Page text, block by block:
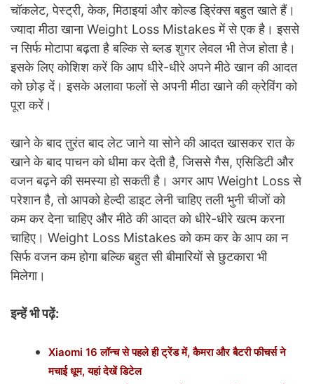
चॉकलेट, पेस्ट्री, केक, मिठाइयां और कोल्ड ड्रिंक्स बहुत खाते हैं।
ज्यादा मीठा खाना Weight Loss Mistakes में से एक है। इससे
न सिर्फ मोटापा बढ़ता है बल्कि से ब्लड शुगर लेवल भी तेज होता है।
इसके लिए कोशिश करें कि आप धीरे-धीरे अपने मीठे खान की आदत
को छोड़ दें। इसके अलावा फलों से अपनी मीठा खाने की क्रेविंग को
पूरा करें।
खाने के बाद तुरंत बाद लेट जाने या सोने की आदत खासकर रात के
खाने के बाद पाचन को धीमा कर देती है, जिससे गैस, एसिडिटी और
वजन बढ़ने की समस्या हो सकती है। अगर आप Weight Loss से
परेशान है, तो आपको हेल्दी डाइट लेनी चाहिए तली भुनी चीजों को
कम कर देना चाहिए और मीठे की आदत को धीरे-धीरे खत्म करना
चाहिए। Weight Loss Mistakes को कम कर के आप का न
सिर्फ वजन कम होगा बल्कि बहुत सी बीमारियों से छुटकारा भी
मिलेगा।
इन्हें भी पढ़ें:
Xiaomi 16 लॉन्च से पहले ही ट्रेंड में, कैमरा और बैटरी फीचर्स ने
मचाई धूम, यहां देखें डिटेल